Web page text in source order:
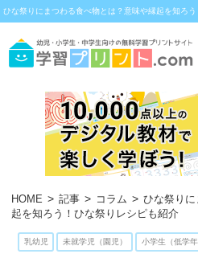
ひな祭りにまつわる食べ物とは？意味や縁起を知ろ
HOME 記事 コラム
ひな祭り
起を知ろう！ひな祭りレシピも紹介
乳幼児 未就学児（園児） 小学生（低学年